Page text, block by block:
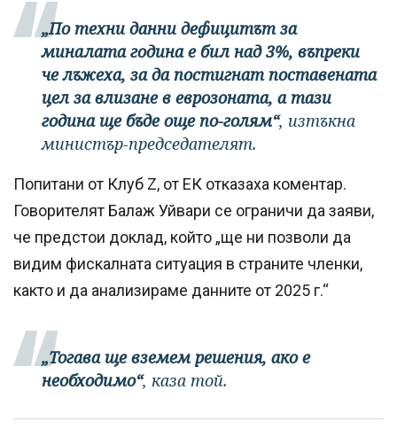
„По техни данни дефицитът за
миналата година е бил над 3%, въпреки
че лъжеха, за да постигнат поставената
цел за влизане в еврозоната, а тази
година ще бъде още по-голям“, изтъкна
министър-председателят.
Попитани от Клуб Z, от ЕК отказаха коментар.
Говорителят Балаж Уйвари се ограничи да заяви,
че предстои доклад, който „ще ни позволи да
видим фискалната ситуация в страните членки,
както и да анализираме данните от 2025 г.“
„Тогава ще вземем решения, ако е
необходимо“, каза той.